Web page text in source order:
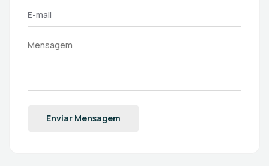
Enviar Mensagem